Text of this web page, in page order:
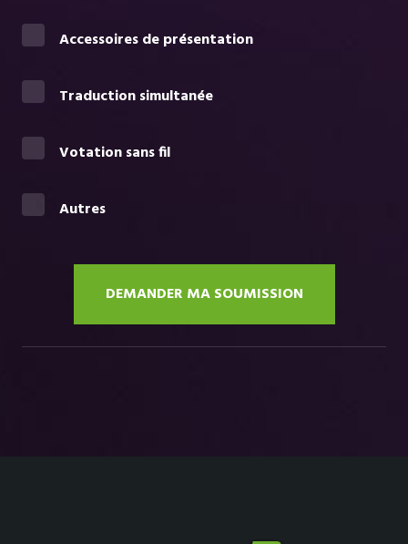
Accessoires de présentation
Traduction simultanée
Votation sans fil
Autres
DEMANDER MA SOUMISSION